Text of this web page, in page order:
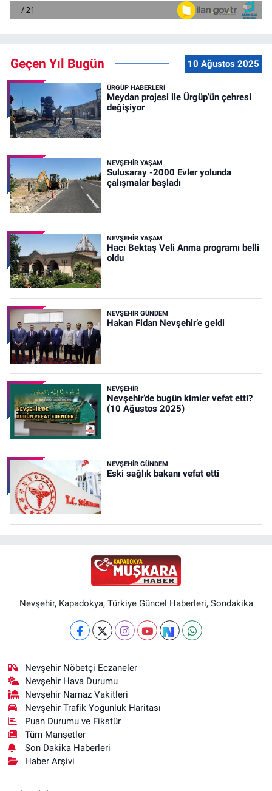
Geçen Yıl Bugün 10 Ağustos 2025
ÜRGÜP HABERLERI
Meydan projesi ile Ürgüp’ün çehresi
değişiyor
NEVŞEHIR YAŞAM
Sulusaray -2000 Evler yolunda
çalışmalar başladı
NEVŞEHIR YAŞAM
Hacı Bektaş Veli Anma programı belli
oldu
NEVŞEHIR GÜNDEM
Hakan Fidan Nevşehir’e geldi
NEVŞEHIR
Nevşehir’de bugün kimler vefat etti?
(10 Ağustos 2025)
NEVŞEHIR GÜNDEM
Eski sağlık bakanı vefat etti
Nevşehir, Kapadokya, Türkiye Güncel Haberleri, Sondakika
Nevşehir Nöbetçi Eczaneler
Nevşehir Hava Durumu
Nevşehir Namaz Vakitleri
Nevşehir Trafik Yoğunluk Haritası
Puan Durumu ve Fikstür
Tüm Manşetler
Son Dakika Haberleri
Haber Arşivi